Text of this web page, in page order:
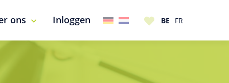
ons Inloggen